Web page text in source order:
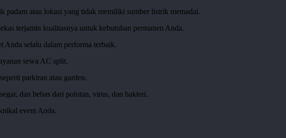
padam atau lokasi yang tidak memiliki sumber listrik memadai.
terjamin kualitasnya untuk kebutuhan permanen Anda.
Anda selalu dalam performa terbaik.
sewa AC split.
parkiran atau garden.
dan bebas dari polutan, virus, dan bakteri.
event Anda.